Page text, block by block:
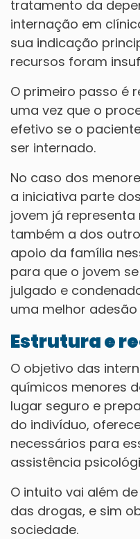
tratamento da
internação em
sua indicação
recursos foram
O primeiro passo é
uma vez que o
efetivo se o
ser internado.
No caso dos
a iniciativa parte
jovem já
também a dos
apoio da família
para que o jovem
julgado e
uma melhor
Estrutura e
O objetivo das
químicos menores
lugar seguro e
do indivíduo,
necessários para
assistência
O intuito vai além
das drogas, e sim
sociedade.